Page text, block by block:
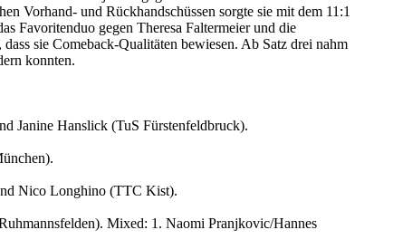
Vorhand- und Rückhandschüssen sorgte sie mit dem 11:1
Favoritenduo gegen Theresa Faltermeier und die
sie Comeback-Qualitäten bewiesen. Ab Satz drei nahm
konnten.
Janine Hanslick (TuS Fürstenfeldbruck).
Nico Longhino (TTC Kist).
Mixed: 1. Naomi Pranjkovic/Hannes